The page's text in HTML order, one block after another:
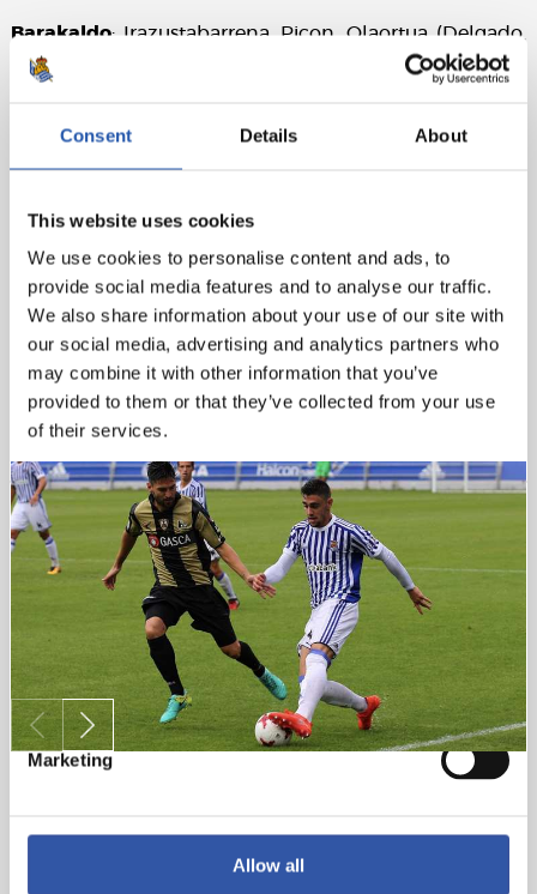
Consent Details About
This website uses cookies
We use cookies to personalise content and ads, to
provide social media features and to analyse our traffic.
We also share information about your use of our site with
our social media, advertising and analytics partners who
may combine it with other information that you’ve
provided to them or that they’ve collected from your use
of their services.
Consent
Selection
Necessary
Statistics
Marketing
Allow all
Barakaldo: Irazustabarrena, Picon, Olaortua (Delgado,
min. 60), Gonzalez, Pol, Iruarrizaga (Mohammed, min.
75), Cerrajera, Martinez, Oteo, Hidalgo (Vitoria, min. 60),
Golak: 1-0: Jauregui, min. 18; 2-0 Merquelanz, min. 26, 2-
Merquelanzi eta kanpoko Olaortua, Iruarrizaga eta
Cerrajerari. Barakaldoko entrenatzailea kanporatu du.